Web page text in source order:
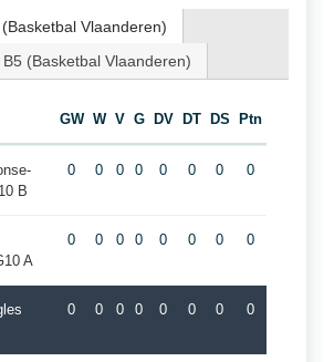
Vlaanderen)
(Basketbal Vlaanderen)
GW W V G DV DT DS Ptn
B
0 0 0 0 0 0 0 0
A
0 0 0 0 0 0 0 0
0 0 0 0 0 0 0 0